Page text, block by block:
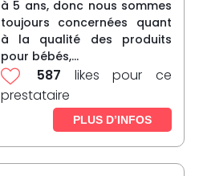
à 5 ans, donc nous sommes
toujours concernées quant
à la qualité des produits
pour bébés,...
587 likes pour ce
prestataire
PLUS D’INFOS